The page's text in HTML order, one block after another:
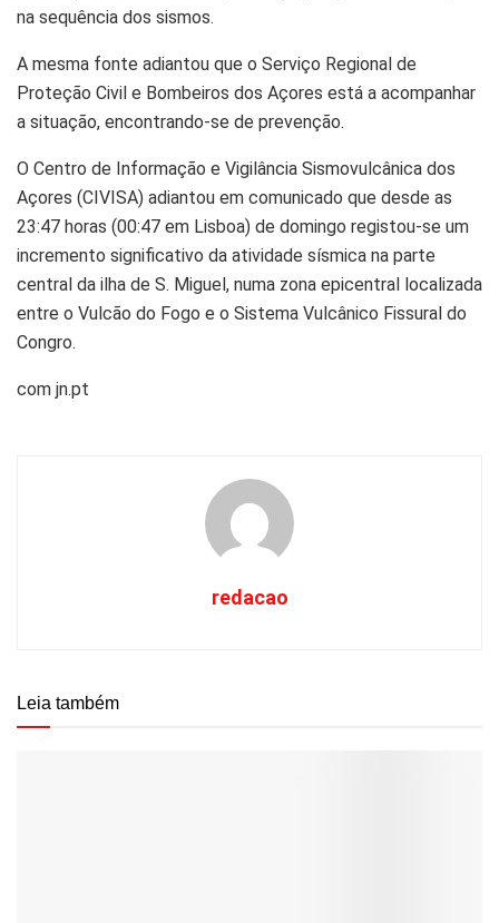
na sequência dos sismos.
A mesma fonte adiantou que o Serviço Regional de
Proteção Civil e Bombeiros dos Açores está a acompanhar
a situação, encontrando-se de prevenção.
O Centro de Informação e Vigilância Sismovulcânica dos
Açores (CIVISA) adiantou em comunicado que desde as
23:47 horas (00:47 em Lisboa) de domingo registou-se um
incremento significativo da atividade sísmica na parte
central da ilha de S. Miguel, numa zona epicentral localizada
entre o Vulcão do Fogo e o Sistema Vulcânico Fissural do
Congro.
com jn.pt
redacao
Leia também